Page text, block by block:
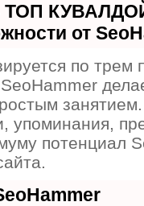
ТОП
от
по трем
SeoHammer
упоминания,
потенциал